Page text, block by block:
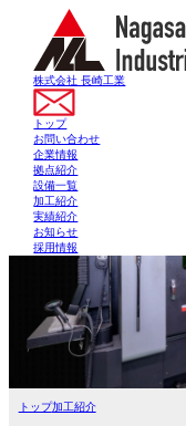
株式会社 長崎工業
トップ
お問い合わせ
企業情報
拠点紹介
設備一覧
加工紹介
実績紹介
お知らせ
採用情報
トップ加工紹介